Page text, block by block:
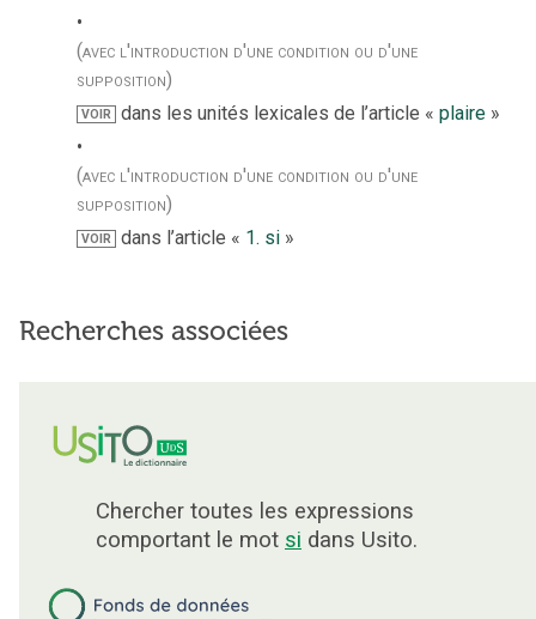
(avec l'introduction d'une condition ou d'une
supposition)
VOIR dans les unités lexicales de l’article «plaire »
(avec l'introduction d'une condition ou d'une
supposition)
VOIR dans l’article « 1. si »
Recherches associées
Chercher toutes les expressions
comportant le mot si dans Usito.